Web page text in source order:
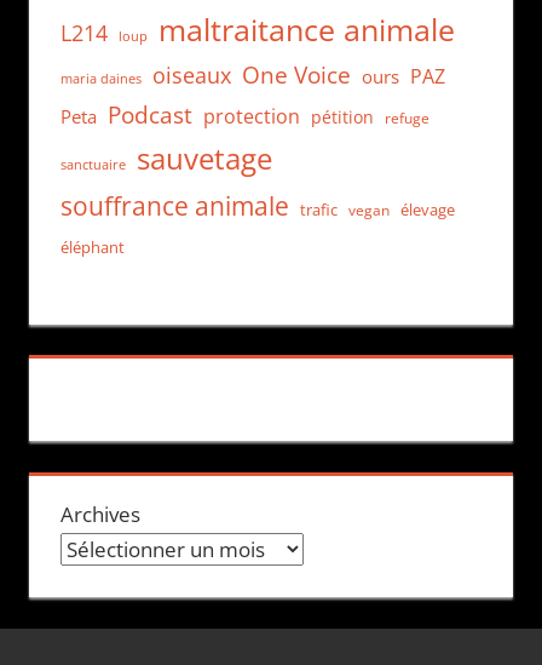
L214 loup maltraitance animale
maria daines oiseaux One Voice ours PAZ
Peta Podcast protection pétition refuge
sanctuaire sauvetage
souffrance animale trafic vegan
élevage
éléphant
Archives